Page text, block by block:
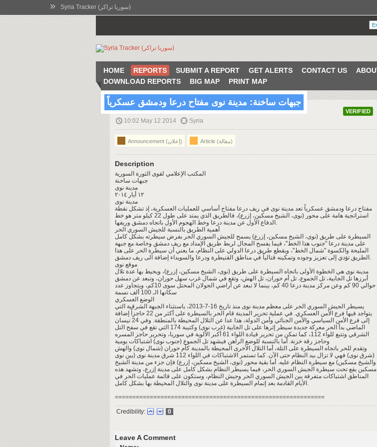
» Syria Tracker (سوريا تراكر)
HOME REPORTS SUBMIT A REPORT GET ALERTS CONTACT US
DOWNLOAD REPORTS
BIG MAP PRINT MAP
VERIFIED
جبهات ساخنة: مدينة نوى مفتاح درعا ودمشق عسكرياً
10:02 May 12 2014 Syria
Announcement (إعلان) Article (مقالة)
Description
المكتب الإعلامي لقوى الثورة السورية
جبهات ساخنة
مدينة نوى
١٢ أيار ٢٠١٤
مدينة نوى
مفتاح درعا ودمشق عسكرياً تعد مدينة نوى في ريف درعا مفتاح أساسي للعمليات العسكرية، إذ تشكل نقطة
استراتجية هامة على محور (نوى، الشيخ مسكين، إزرع)، فالطريق الذي يمتد على طول 22 كيلو متر هو خط
الدفاع الأول عن مدينة درعا وخط الهجوم الأول باتجاه دمشق وريفها.
أهمية الطريق بالنسبة للجيش السوري الحر
السيطرة على طريق (نوى، الشيخ مسكين، إزرع) يسمح للجيش السوري الحر بفرض سيطرته بشكل كامل
على مدينة درعا "جنوب هذا الخط"، فيما يفسح المجال لربط طريق الإمداد مع ريف دمشق وخاصة مع جبهة
المليحة والكسوة "شمال الخط"، ويقطع طريق درعا الدولي على النظام، ما يعني أن سيطرة الحر على هذا
الطريق تؤدي إلى تعزيز وجوده وتمكينه قتالياً في مناطق القنيطرة ودرعا والسويداء إضافة الى ريف دمشق.
موقع نوى
مدينة نوى هي الخطوة الأولى باتجاه السيطرة على طريق (نوى، الشيخ مسكين، إزرع)، ويحيط بها عدة تلال
أبرزها تل الجابية، تل الجموع، تل أم حوران، تل الهش، وتقع في شمال غرب سهل حوران، وتبعد عن دمشق
حوالي 90 كم وعن مركز مدينة درعا 40 كم، بينما لا تبعد عن أراضي الجولان المحتل سوى 10كم، ويتجاوز عدد
سكانها الـ 100 ألف نسمة
الوضع العسكري
يسيطر الجيش السوري الحر على معظم مدينة نوى منذ تاريخ 16-7-2013، باستثناء الجبهة الشرقية التي
يتواجد فيها فرع الأمن العسكري. في عملية تحرير المدينة قام الحر بالسيطرة على أكثر من 22 حاجزاً إضافة
إلى فرع الأمن السياسي والأمن الجنائي وأمن الدولة، هذا عدا عن التلال المحيطة بالمنطقة. وفي 24 نيسان
الماضي بدأ الحر معركة جديدة سيطر إثرها على تل الجابية (غرب نوى) وكتيبة 174 التي تقع في سفح التل
الشرقي وتتبع للواء 112، كما تمكن من تحرير قيادة اللواء 61 أكبر الألوية في سوريا، وتحرير حاجز المسره
وحاجز رقة خزنة. أما بالنسبة للوضع الراهن فيشهد تل الجموع (جنوب نوى) اشتباكات يومية
وتقدم للحر باتجاه السيطرة على التلة، أما التلال الأخرى المحيطة بالمدينة كأم حوران (شمال نوى) والهش
(شرق نوى) فهي لا تزال بيد النظام حتى الآن. كما تستمر الاشتباكات في اللواء 112 شرق مدينة نوى (بين نوى
والشيخ مسكين) مع سيطرة النظام عليه. أما بقية محور (نوى، الشيخ مسكين، إزرع) فإن جزء من مدينة الشيخ
مسكين يقع تحت سيطرة الجيش السوري الحر، فيما يسيطر النظام بشكل كامل على مدينة إزرع، وتشهد هذه
المناطق اشتباكات متفرقة بين الجيش السوري الحر وجيش النظام، وستكون على قائمة عمليات الحر في
الأيام القادمة بعد إتمام السيطرة على مدينة نوى والتلال المحيطة بها بشكل كامل.
============================================================
Credibility: 0
Leave A Comment